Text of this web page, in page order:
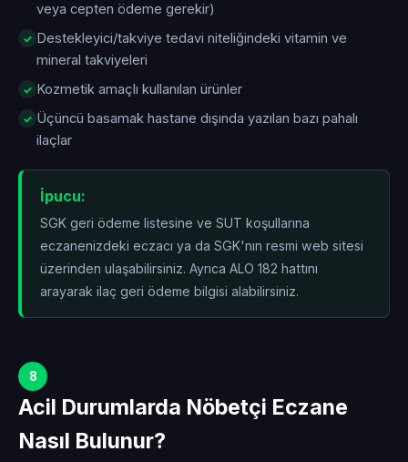
veya cepten ödeme gerekir)
Destekleyici/takviye tedavi niteliğindeki vitamin ve
mineral takviyeleri
Kozmetik amaçlı kullanılan ürünler
Üçüncü basamak hastane dışında yazılan bazı pahalı
ilaçlar
İpucu:
SGK geri ödeme listesine ve SUT koşullarına
eczanenizdeki eczacı ya da SGK'nın resmi web sitesi
üzerinden ulaşabilirsiniz. Ayrıca ALO 182 hattını
arayarak ilaç geri ödeme bilgisi alabilirsiniz.
8
Acil Durumlarda Nöbetçi Eczane
Nasıl Bulunur?